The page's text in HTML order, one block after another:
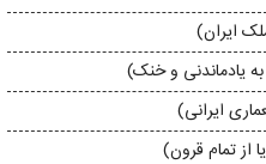
ایران)
یادماندنی و خنک)
ایرانی)
تمام قرون)